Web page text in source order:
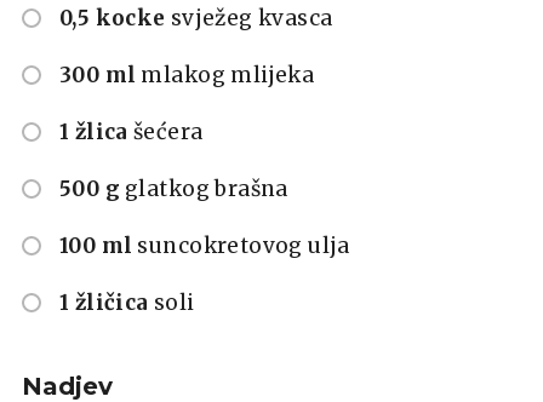
0,5 kocke svježeg kvasca
300 ml mlakog mlijeka
1 žlica šećera
500 g glatkog brašna
100 ml suncokretovog ulja
1 žličica soli
Nadjev